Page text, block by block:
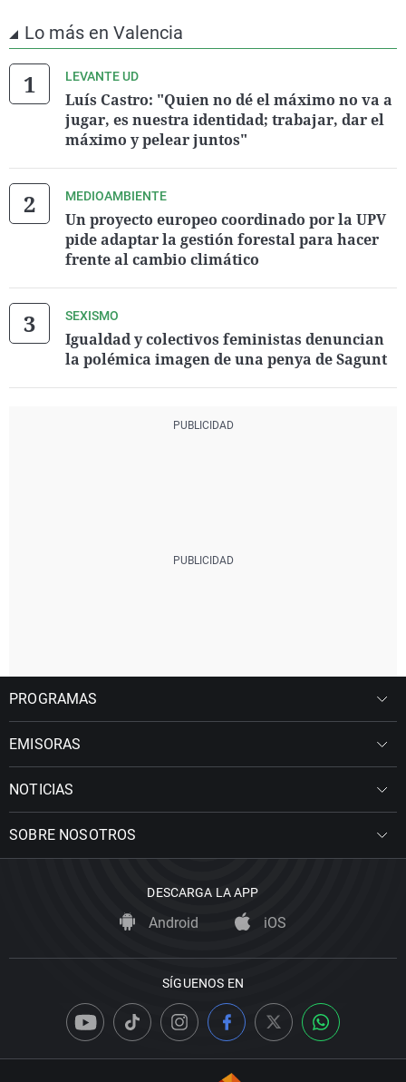
Lo más en Valencia
LEVANTE UD
Luís Castro: "Quien no dé el máximo no va a
jugar, es nuestra identidad; trabajar, dar el
máximo y pelear juntos"
MEDIOAMBIENTE
Un proyecto europeo coordinado por la UPV
pide adaptar la gestión forestal para hacer
frente al cambio climático
SEXISMO
Igualdad y colectivos feministas denuncian
la polémica imagen de una penya de Sagunt
PROGRAMAS
EMISORAS
NOTICIAS
SOBRE NOSOTROS
DESCARGA LA APP
Android iOS
SÍGUENOS EN